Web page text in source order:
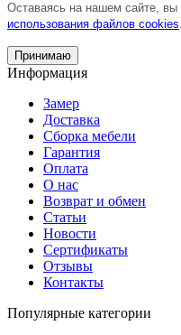
Оставаясь на нашем сайте, вы
использования файлов cookies.
Принимаю
Информация
Замер
Доставка
Сборка мебели
Гарантия
Оплата
О нас
Возврат и обмен
Статьи
Новости
Сертификаты
Отзывы
Контакты
Популярные категории